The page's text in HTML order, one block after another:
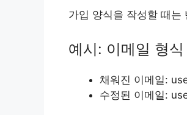
가입 양식을 작성할 때는
예시: 이메일 형식
채워진 이메일:
수정된 이메일: